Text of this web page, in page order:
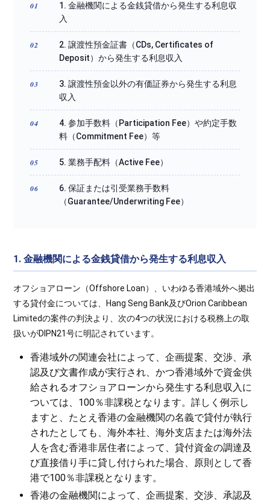
1. 金融機関による金銭貸借から発生する利息収
入
2. 譲渡性預金証書（CDs, Certificates of
Deposit）から発生する利息収入
3. 譲渡性預金以外の有価証券から発生する利息
収入
4. 参加手数料（Participation Fee）や約定手数
料（Commitment Fee）等
5. 業務手配料（Active Fee）
6. 保証または引受業務手数料
（Guarantee/Underwriting Fee）
1. 金融機関による金銭貸借から発生する利息収入
オフショアローン（Offshore Loan）、いわゆる香港域外へ拠出
する貸付金については、Hang Seng Bank及びOrion Caribbean
Limitedの案件の判決より、次の4つの状況における税務上の取
扱いがDIPN21号に明記されています。
香港域外の関連会社によって、企画提案、交渉、承
認及び文書作成が実行され、かつ香港域外で資金供
給されるオフショアローンから発生する利息収入に
ついては、100％非課税となります。詳しく例示し
ますと、たとえ香港の金融機関の名義で貸付が執行
されたとしても、海外本社、海外支店または海外法
人を含む香港非居住者によって、貸付資金の調達及
び直接借り手に貸し付けられた場合、原則として香
港で100％非課税となります。
香港の金融機関によって、企画提案、交渉、承認及